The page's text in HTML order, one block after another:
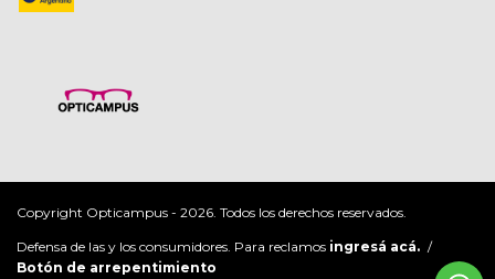
Copyright Opticampus - 2026. Todos los derechos reservados.
Defensa de las y los consumidores. Para reclamos ingresá acá. /
Botón de arrepentimiento